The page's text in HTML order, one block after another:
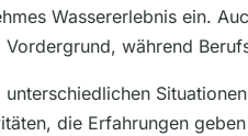
Wassererlebnis ein.
während
die Erfahrungen